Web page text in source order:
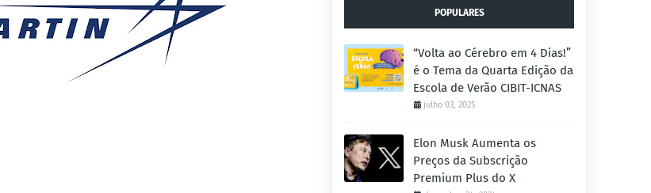
POPULARES
“Volta ao Cérebro em 4 Dias!”
é o Tema da Quarta Edição da
Escola de Verão CIBIT-ICNAS
julho 03, 2025
Elon Musk Aumenta os
Preços da Subscrição
Premium Plus do X